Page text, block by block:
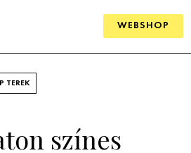
WEBSHOP
TEREK
színes